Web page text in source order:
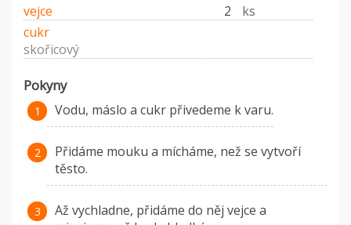
vejce
2
ks
cukr
skořicový
Pokyny
Vodu, máslo a cukr přivedeme k varu.
Přidáme mouku a mícháme, než se vytvoří
těsto.
Až vychladne, přidáme do něj vejce a